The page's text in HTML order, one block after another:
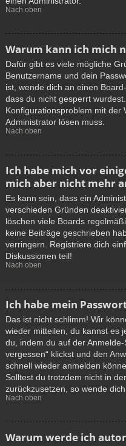
Nach oben
Warum kann ich mich
Dafür gibt es viele mögliche
Benutzername und dein
ist, wende dich an einen
dass du nicht gesperrt
Konfigurationsproblem mit der
Administrator lösen muss.
Nach oben
Ich habe mich vor
mich aber nicht mehr
Es kann sein, dass ein
verschieden Gründen
löschen viele Boards
keine Beiträge geschrieben
verringern. Registriere dich
Diskussionen teil!
Nach oben
Ich habe mein
Das ist nicht schlimm! Wir
wieder mitteilen, du kannst es
du, indem du auf der
vergessen“ klickst und den
schnell wieder anmelden
Solltest du trotzdem nicht in
zurückzusetzen, so wende
Nach oben
Warum werde ich